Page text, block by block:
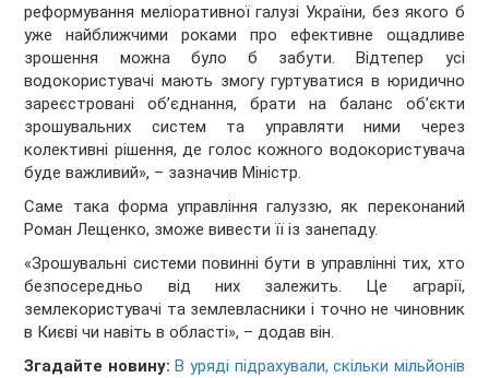
реформування меліоративної галузі України, без якого б
уже найближчими роками про ефективне ощадливе
зрошення можна було б забути. Відтепер усі
водокористувачі мають змогу гуртуватися в юридично
зареєстровані об’єднання, брати на баланс об’єкти
зрошувальних систем та управляти ними через
колективні рішення, де голос кожного водокористувача
буде важливий», – зазначив Міністр.
Саме така форма управління галуззю, як переконаний
Роман Лещенко, зможе вивести її із занепаду.
«Зрошувальні системи повинні бути в управлінні тих, хто
безпосередньо від них залежить. Це аграрії,
землекористувачі та землевласники і точно не чиновник
в Києві чи навіть в області», – додав він.
Згадайте новину: В уряді підрахували, скільки мільйонів